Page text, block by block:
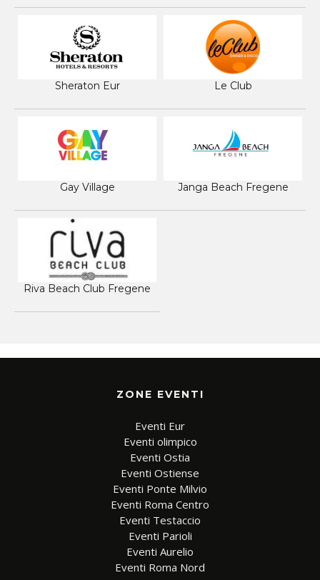
Sheraton Eur Le Club
Gay Village Janga Beach Fregene
Riva Beach Club Fregene
ZONE EVENTI
Eventi Eur
Eventi olimpico
Eventi Ostia
Eventi Ostiense
Eventi Ponte Milvio
Eventi Roma Centro
Eventi Testaccio
Eventi Parioli
Eventi Aurelio
Eventi Roma Nord